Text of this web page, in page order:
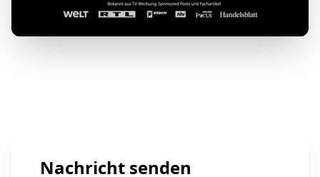
Nachricht senden